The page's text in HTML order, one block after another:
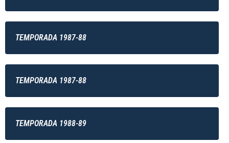
TEMPORADA 1987-88
TEMPORADA 1987-88
TEMPORADA 1988-89